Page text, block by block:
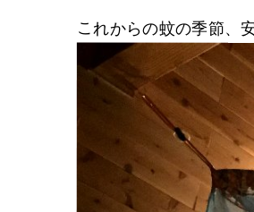
これからの蚊の季節、